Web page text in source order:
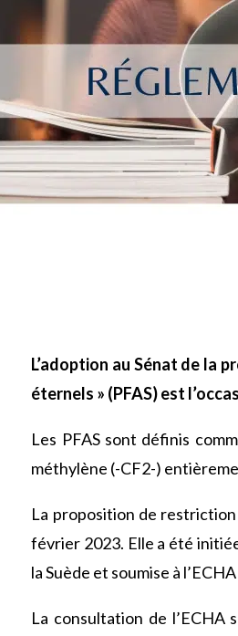
L’adoption au Sénat de la
éternels » (PFAS) est
Les PFAS sont définis
méthylène (-CF2-)
La proposition de
février 2023. Elle a été
la Suède et soumise à
La consultation de l’ECHA